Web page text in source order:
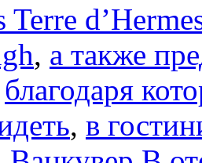
Terre
, а также
благодаря
, в